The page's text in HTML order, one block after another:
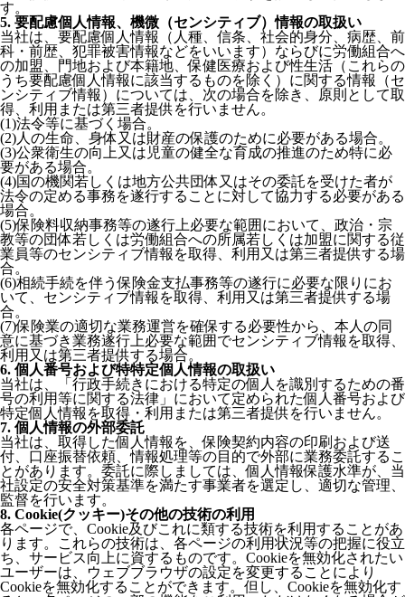
す。
5. 要配慮個人情報、機微（センシティブ）情報の取扱い
当社は、要配慮個人情報（人種、信条、社会的身分、病歴、前
科・前歴、犯罪被害情報などをいいます）ならびに労働組合へ
の加盟、門地および本籍地、保健医療および性生活（これらの
うち要配慮個人情報に該当するものを除く）に関する情報（セ
ンシティブ情報）については、次の場合を除き、原則として取
得、利用または第三者提供を行いません。
(1)法令等に基づく場合。
(2)人の生命、身体又は財産の保護のために必要がある場合。
(3)公衆衛生の向上又は児童の健全な育成の推進のため特に必
要がある場合。
(4)国の機関若しくは地方公共団体又はその委託を受けた者が
法令の定める事務を遂行することに対して協力する必要がある
場合。
(5)保険料収納事務等の遂行上必要な範囲において、政治・宗
教等の団体若しくは労働組合への所属若しくは加盟に関する従
業員等のセンシティブ情報を取得、利用又は第三者提供する場
合。
(6)相続手続を伴う保険金支払事務等の遂行に必要な限りにお
いて、センシティブ情報を取得、利用又は第三者提供する場
合。
(7)保険業の適切な業務運営を確保する必要性から、本人の同
意に基づき業務遂行上必要な範囲でセンシティブ情報を取得、
利用又は第三者提供する場合。
6. 個人番号および特特定個人情報の取扱い
当社は、「行政手続きにおける特定の個人を識別するための番
号の利用等に関する法律」において定められた個人番号および
特定個人情報を取得・利用または第三者提供を行いません。
7. 個人情報の外部委託
当社は、取得した個人情報を、保険契約内容の印刷および送
付、口座振替依頼、情報処理等の目的で外部に業務委託するこ
とがあります。委託に際しましては、個人情報保護水準が、当
社設定の安全対策基準を満たす事業者を選定し、適切な管理、
監督を行います。
8. Cookie(クッキー)その他の技術の利用
各ページで、Cookie及びこれに類する技術を利用することがあ
ります。これらの技術は、各ページの利用状況等の把握に役立
ち、サービス向上に資するものです。Cookieを無効化されたい
ユーザーは、ウェブブラウザの設定を変更することにより
Cookieを無効化することができます。但し、Cookieを無効化す